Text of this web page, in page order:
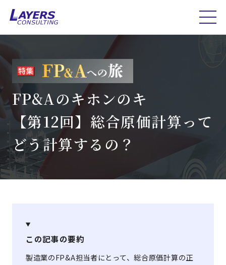
FP&Aのキホンのキ
【第12回】総合原価計算って
どう計算するの？
この記事の要約
製造業のFP&A担当者にとって、総合原価計算の正